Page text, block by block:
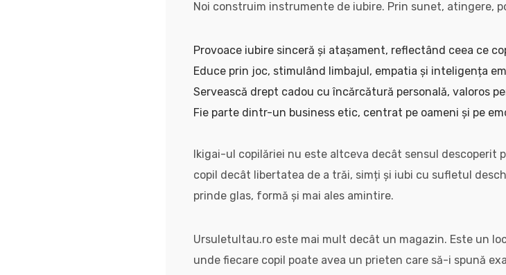
Noi construim instrumente de iubire. Prin sunet, atingere,
Provoace iubire sinceră și atașament, reflectând ceea ce
Educe prin joc, stimulând limbajul, empatia și inteligența
Servească drept cadou cu încărcătură personală, valoros
Fie parte dintr-un business etic, centrat pe oameni și pe
Ikigai-ul copilăriei nu este altceva decât sensul descoperit
copil decât libertatea de a trăi, simți și iubi cu sufletul
prinde glas, formă și mai ales amintire.
Ursuletultau.ro este mai mult decât un magazin. Este un
unde fiecare copil poate avea un prieten care să-i spună